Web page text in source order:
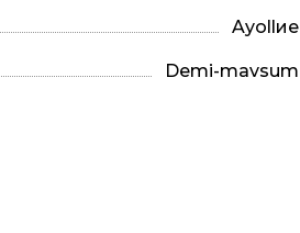
Ayollие
Demi-mavsum